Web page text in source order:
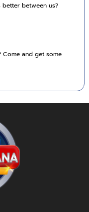
better between us?
Come and get some